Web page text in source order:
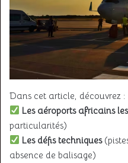
Dans cet article, découvrez :
Les aéroports africains
particularités)
Les défis techniques
absence de balisage)